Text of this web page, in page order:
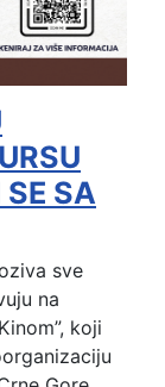
SE SA
sve
na
koji